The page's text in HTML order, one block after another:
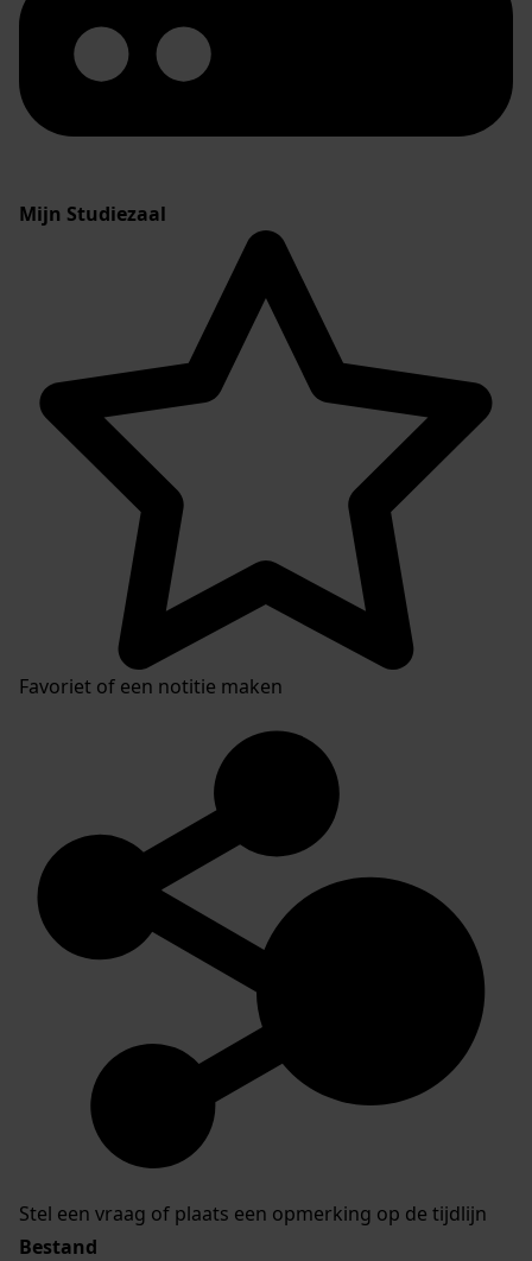
Mijn Studiezaal
Favoriet of een notitie maken
Stel een vraag of plaats een opmerking op de tijdlijn
Bestand